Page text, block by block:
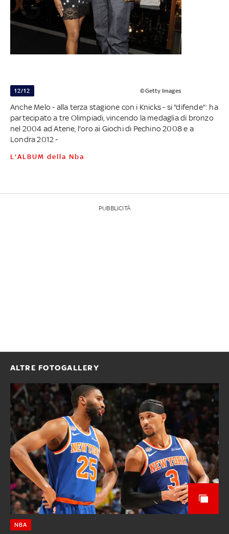
12/12 ©Getty Images
Anche Melo - alla terza stagione con i Knicks - si "difende": ha
partecipato a tre Olimpiadi, vincendo la medaglia di bronzo
nel 2004 ad Atene, l'oro ai Giochi di Pechino 2008 e a
Londra 2012 -
L'ALBUM della Nba
PUBBLICITÀ
ALTRE FOTOGALLERY
NBA